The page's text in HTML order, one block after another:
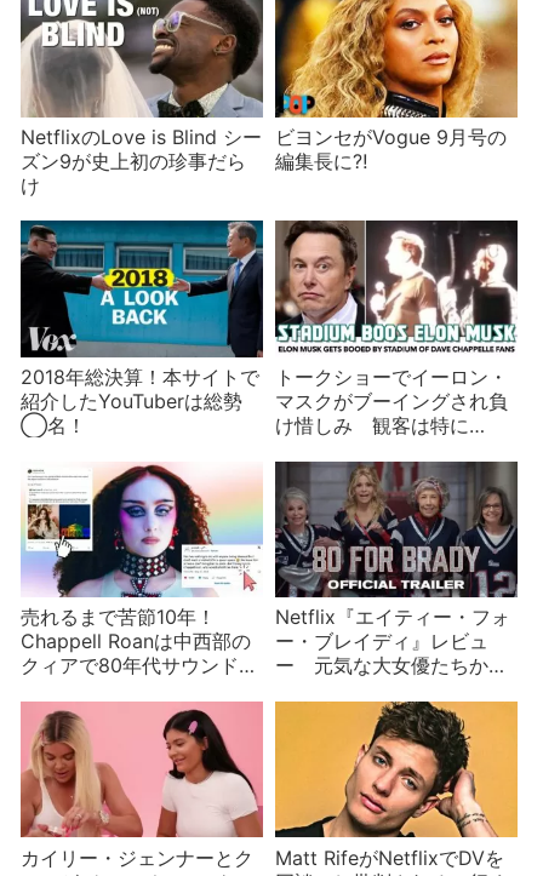
NetflixのLove is Blind シー
ズン9が史上初の珍事だら
け
ビヨンセがVogue 9月号の
編集長に⁈
2018年総決算！本サイトで
紹介したYouTuberは総勢
◯名！
トークショーでイーロン・
マスクがブーイングされ負
け惜しみ 観客は特に
売れるまで苦節10年！
Chappell Roanは中西部の
クィアで80年代サウンドの
Netflix『エイティー・フォ
ー・ブレイディ』レビュ
ー 元気な大女優たちから
カイリー・ジェンナーとク
Matt RifeがNetflixでDVを